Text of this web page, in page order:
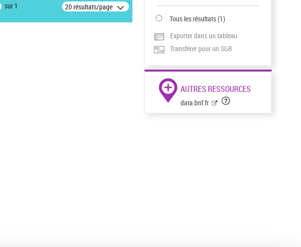
sur 1 20 résultats/page
Tous les résultats(1)
Exporter dans un tableau
Transférer pour un SGB
AUTRES RESSOURCES
data.bnf.fr